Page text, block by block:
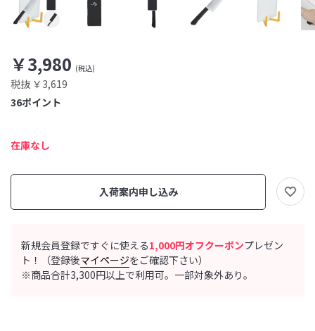
新規会員登録ですぐに使える1,000円オフクーポンプレゼン
ト！（登録後マイページをご確認下さい）
※商品合計3,300円以上で利用可。一部対象外あり。
￥3,980
税抜 ￥3,619
ポイント
36
在庫なし
入荷案内申し込み